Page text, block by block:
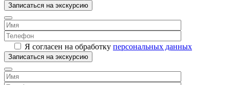
Я согласен на обработку персональных данных